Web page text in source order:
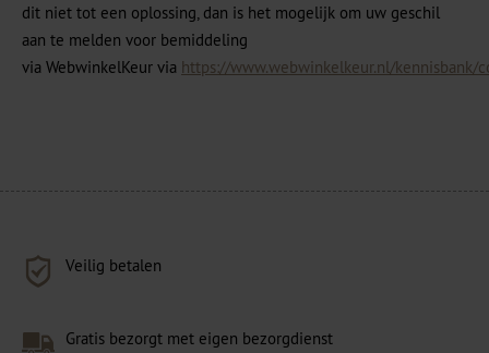
dit niet tot een oplossing, dan is het mogelijk om uw geschil
aan te melden voor bemiddeling
via WebwinkelKeur via https://www.webwinkelkeur.nl/kennisbank/
Veilig betalen
Gratis bezorgt met eigen bezorgdienst